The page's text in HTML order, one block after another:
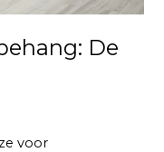
De
voor